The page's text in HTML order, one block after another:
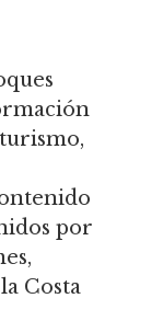
por
Costa